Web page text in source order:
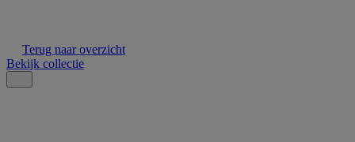
Terug naar overzicht
Bekijk collectie